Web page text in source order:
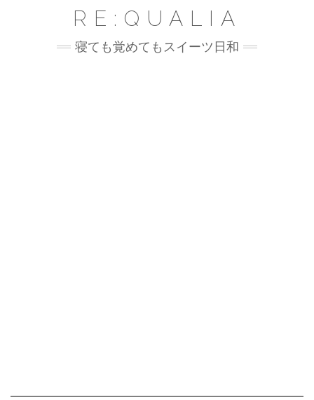
RE:QUALIA
寝ても覚めてもスイーツ日和